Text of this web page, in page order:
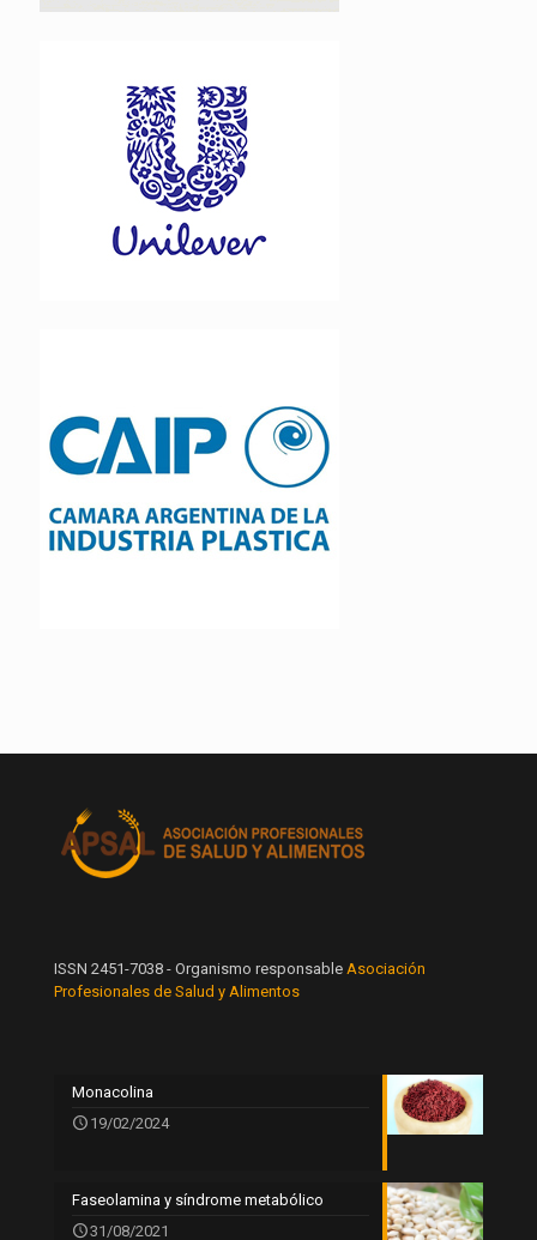
ISSN 2451-7038 - Organismo responsable Asociación
Profesionales de Salud y Alimentos
Monacolina
19/02/2024
Faseolamina y síndrome metabólico
31/08/2021